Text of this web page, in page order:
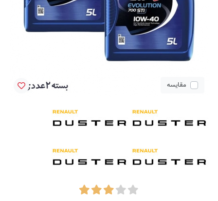
مقایسه